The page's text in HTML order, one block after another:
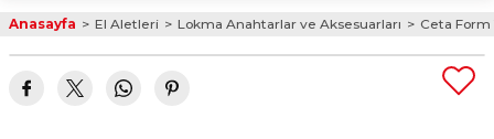
Anasayfa El Aletleri Lokma Anahtarlar ve Aksesuarları Ceta Form